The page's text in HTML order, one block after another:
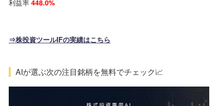
利益率 448.0%
⇒株投資ツールIFの実績はこちら
AIが選ぶ次の注目銘柄を無料でチェック📈